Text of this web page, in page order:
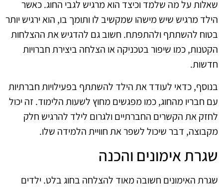
שאלות על מה שלמד וכיצד הוא מרגיש לגבי החוג. כאשר
הילד מרגיש שיש מישהו שמקשיב לו ותומך בו, הוא ירגיש יותר
בטוח להשתתף ולהתפתח. חשוב גם להדגיש את ההצלחות
הקטנות, כמו שיפור בטכניקה או הצלחה ביצירת חברויות
חדשות.
בנוסף, כדאי לעודד את הילד להשתתף בפעילויות חברתיות
עם חבריו מהחוג, כמו מפגשים מחוץ לשעות הלימוד. זה יכול
לחזק את הקשרים החברתיים ולגרום לילד להרגיש חלק
מקבוצה, דבר שיכול לשפר את חוויית הלמידה שלו.
שגרת אימונים והכנה
שגרת האימונים חשובה מאוד להצלחה בחוג בלט. ילדים